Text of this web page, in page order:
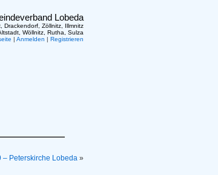
Lobeda
Drackendorf, Zöllnitz, Illmnitz
Wöllnitz, Rutha, Sulza
| Anmelden | Registrieren
– Peterskirche Lobeda »